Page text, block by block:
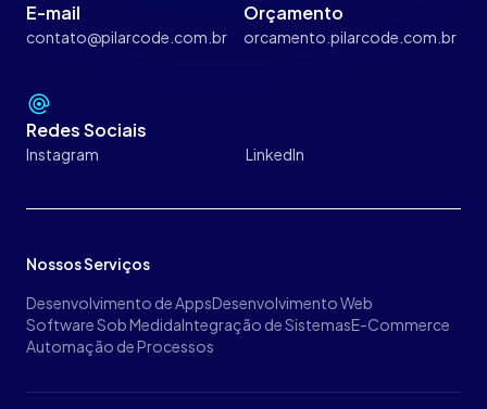
E-mail
contato@pilarcode.com.br
Orçamento
orcamento.pilarcode.com.br
Redes Sociais
Instagram LinkedIn
Nossos Serviços
Desenvolvimento de AppsDesenvolvimento Web
Software Sob MedidaIntegração de SistemasE-Commerce
Automação de Processos